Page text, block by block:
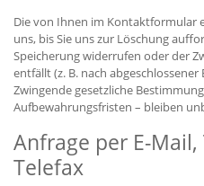
Die von Ihnen im Kontaktformular
uns, bis Sie uns zur Löschung
Speicherung widerrufen oder der
entfällt (z. B. nach
Zwingende gesetzliche
Aufbewahrungsfristen – bleiben
Anfrage per E-
Telefax